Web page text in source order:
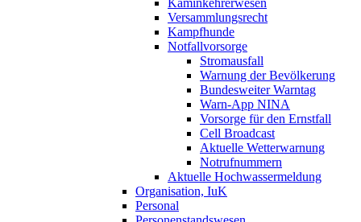
Kaminkehrerwesen
Versammlungsrecht
Kampfhunde
Notfallvorsorge
Stromausfall
Warnung der Bevölkerung
Bundesweiter Warntag
Warn-App NINA
Vorsorge für den Ernstfall
Cell Broadcast
Aktuelle Wetterwarnung
Notrufnummern
Aktuelle Hochwassermeldung
Organisation, IuK
Personal